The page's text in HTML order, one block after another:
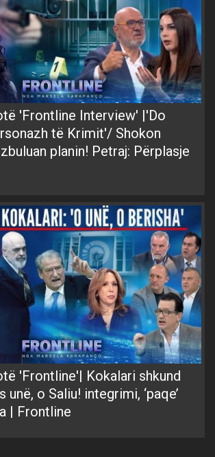
'Frontline Interview' |'Do
të Krimit'/ Shokon
planin! Petraj: Përplasje
'Frontline'| Kokalari shkund
unë, o Saliu! integrimi, ‘paqe’
| Frontline